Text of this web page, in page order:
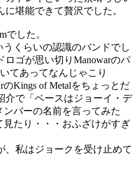
堪能できて贅沢でした。
でした。
くらいの認識のバンドでし
ゴが思い切りManowarのパ
てあってなんじゃこり
Kings of Metalをちょっとだ
介で「ベースはジョーイ・デ
ンバーの名前を言ってみた
見たり・・・おふざけがすぎ
、私はジョークを受け止めて